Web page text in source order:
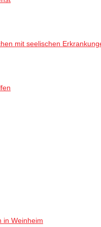
mit seelischen
in Weinheim